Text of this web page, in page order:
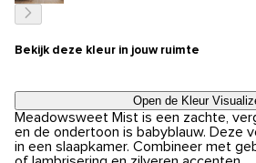
Bekijk deze kleur in jouw ruimte
Open de Kleur
Meadowsweet Mist is een zachte,
en de ondertoon is babyblauw. Deze
in een slaapkamer. Combineer met